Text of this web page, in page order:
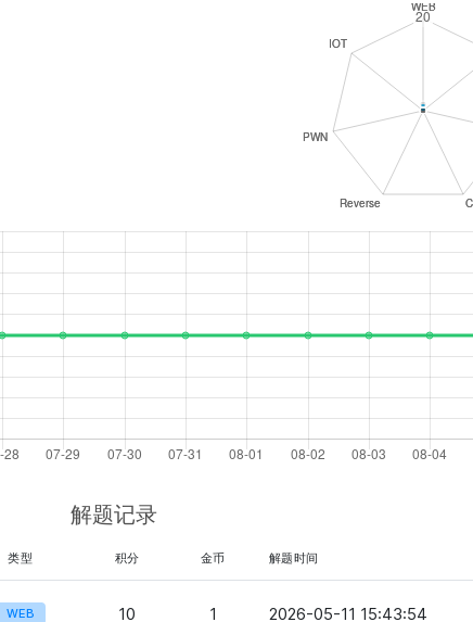
解题记录
类型 积分 金币 解题时间
WEB 10 1 2026-05-11 15:43:54